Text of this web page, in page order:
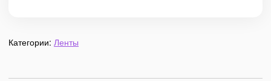
Категории: Ленты